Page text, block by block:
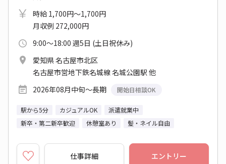
時給 1,700円～1,700円
月収例 272,000円
9:00～18:00 週5日 (土日祝休み)
愛知県 名古屋市北区
名古屋市営地下鉄名城線 名城公園駅 他
2026年08月中旬～長期
開始日相談OK
駅から5分 カジュアルOK
派遣就業中
新卒・第二新卒歓迎
休憩室あり 髪・ネイル自由
仕事詳細 エントリー